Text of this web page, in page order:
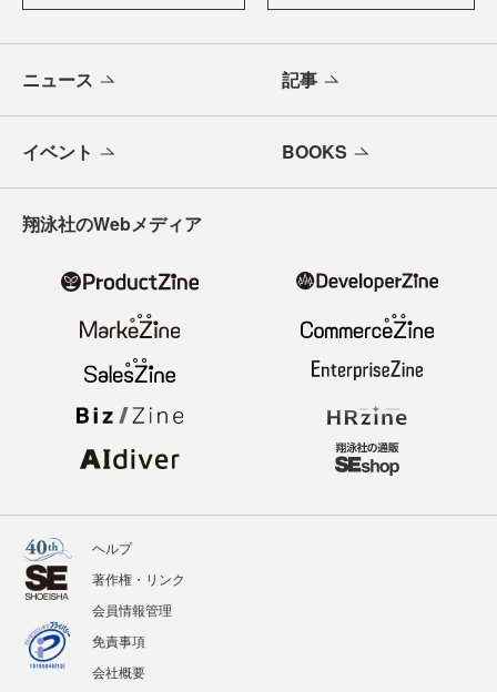
ニュース 記事
イベント BOOKS
翔泳社のWebメディア
ヘルプ
著作権・リンク
会員情報管理
免責事項
会社概要